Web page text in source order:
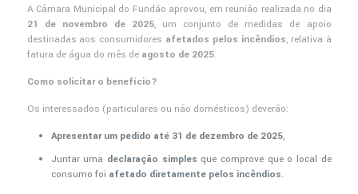
A Câmara Municipal do Fundão aprovou, em reunião realizada no dia
21 de novembro de 2025, um conjunto de medidas de apoio
destinadas aos consumidores afetados pelos incêndios, relativa à
fatura de água do mês de agosto de 2025.
Como solicitar o benefício?
Os interessados (particulares ou não domésticos) deverão:
Apresentar um pedido até 31 de dezembro de 2025,
Juntar uma declaração simples que comprove que o local de
consumo foi afetado diretamente pelos incêndios.